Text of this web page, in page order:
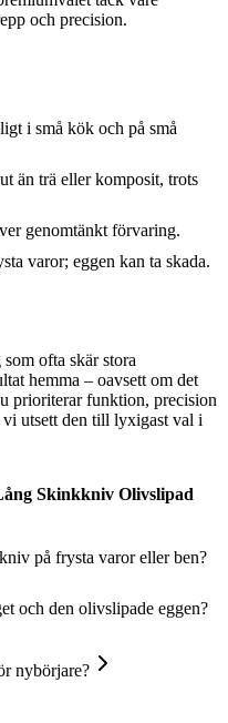
och precision.
i små kök och på små
än trä eller komposit, trots
genomtänkt förvaring.
varor; eggen kan ta skada.
ofta skär stora
hemma – oavsett om det
prioriterar funktion, precision
utsett den till lyxigast val i
Skinkkniv Olivslipad
på frysta varor eller ben?
och den olivslipade eggen?
nybörjare?